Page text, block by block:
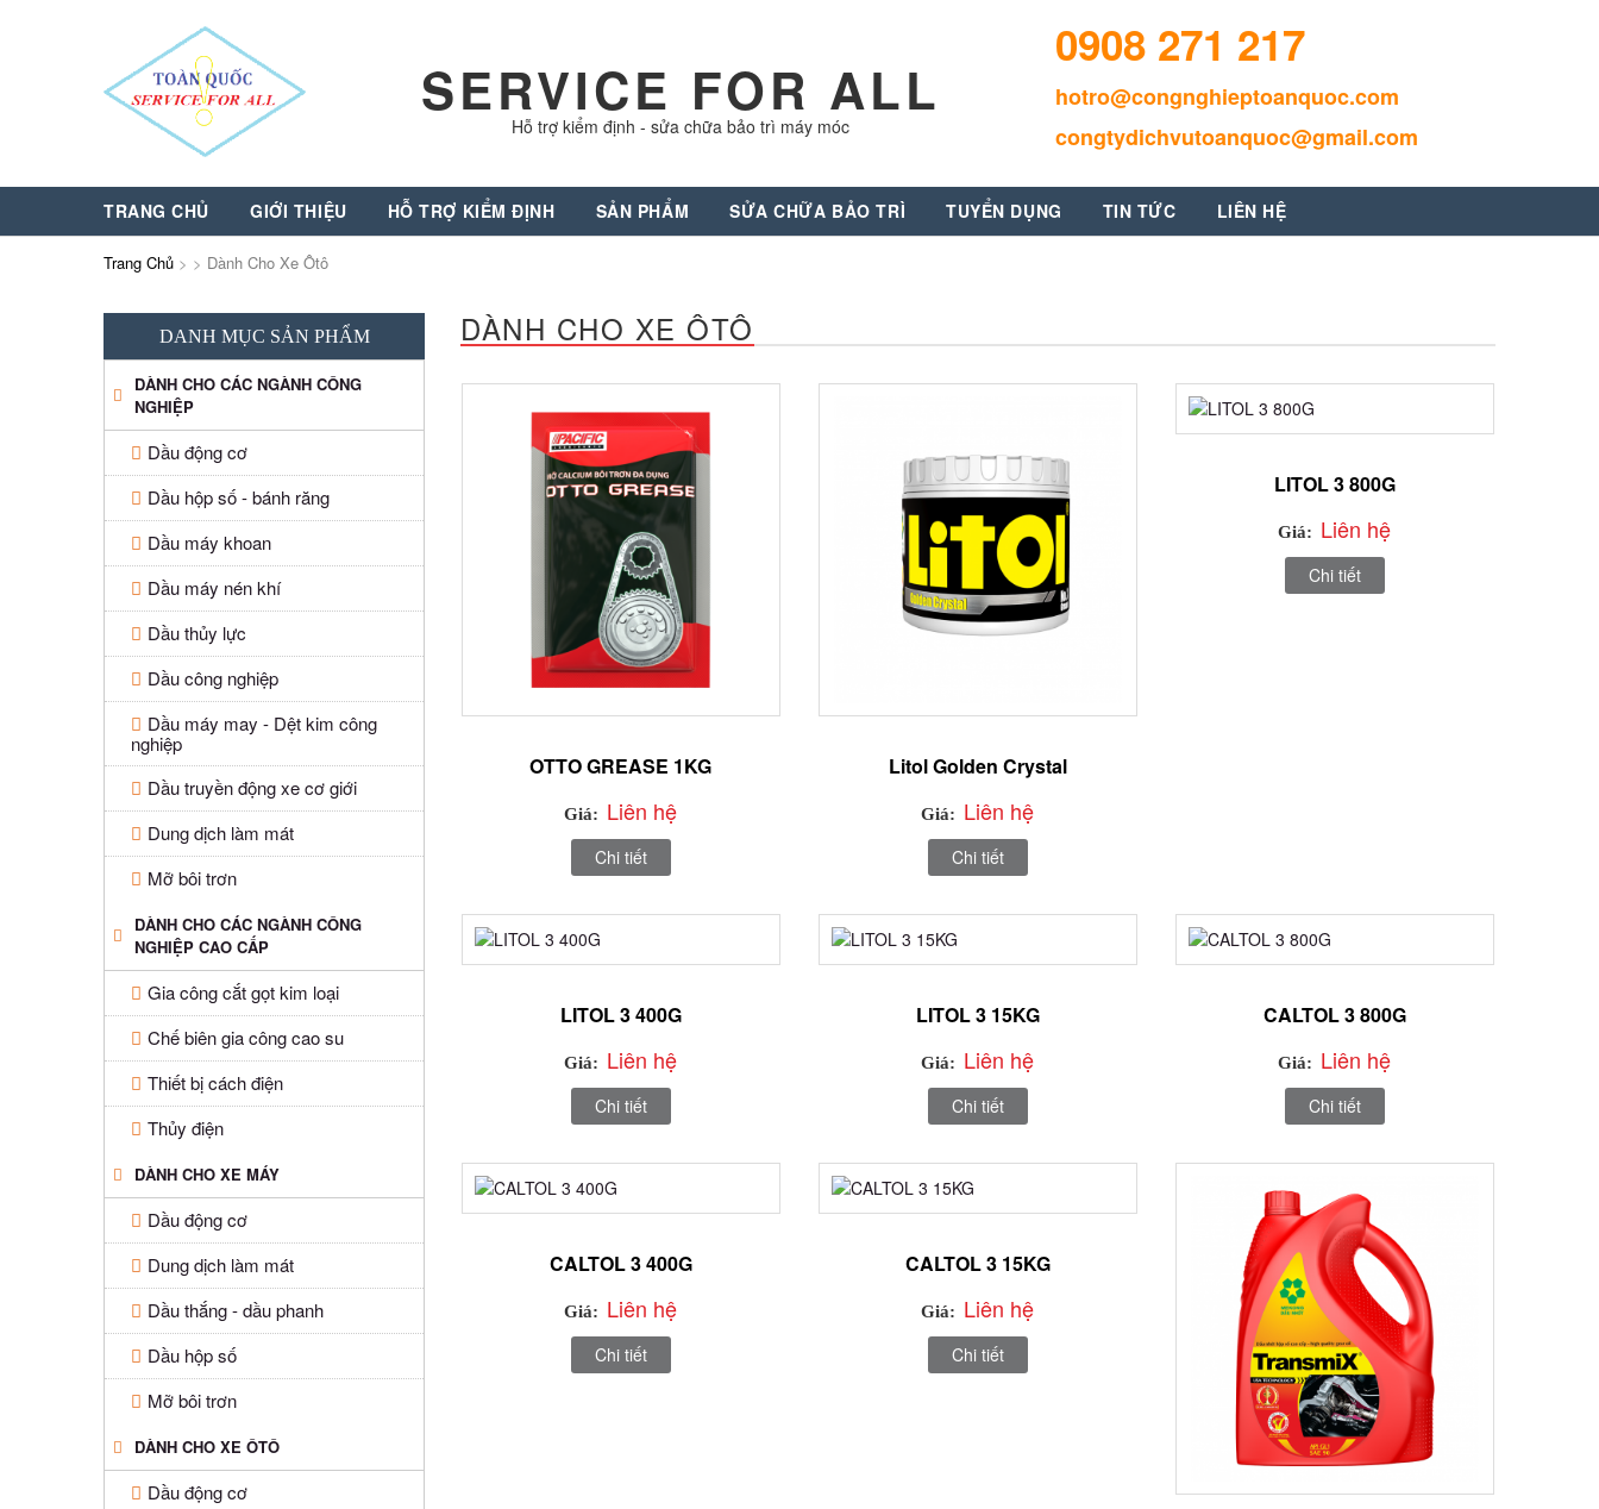
SERVICE FOR ALL
Hỗ trợ kiểm định - sửa chữa bảo trì máy móc
0908 271 217
hotro@congnghieptoanquoc.com
congtydichvutoanquoc@gmail.com
TRANG CHỦ GIỚI THIỆU HỖ TRỢ KIỂM ĐỊNH SẢN PHẨM SỬA CHỮA BẢO TRÌ TUYỂN DỤNG TIN TỨC LIÊN HỆ
Trang Chủ > > Dành Cho Xe Ôtô
DANH MỤC SẢN PHẨM
DÀNH CHO CÁC NGÀNH CÔNG
NGHIỆP
Dầu động cơ
Dầu hộp số - bánh răng
Dầu máy khoan
Dầu máy nén khí
Dầu thủy lực
Dầu công nghiệp
Dầu máy may - Dệt kim công
nghiệp
Dầu truyền động xe cơ giới
Dung dịch làm mát
Mỡ bôi trơn
DÀNH CHO CÁC NGÀNH CÔNG
NGHIỆP CAO CẤP
Gia công cắt gọt kim loại
Chế biên gia công cao su
Thiết bị cách điện
Thủy điện
DÀNH CHO XE MÁY
Dầu động cơ
Dung dịch làm mát
Dầu thắng - dầu phanh
Dầu hộp số
Mỡ bôi trơn
DÀNH CHO XE ÔTÔ
Dầu động cơ
DÀNH CHO XE ÔTÔ
OTTO GREASE 1KG
Giá: Liên hệ
Chi tiết
Litol Golden Crystal
Giá: Liên hệ
Chi tiết
LITOL 3 800G
Giá: Liên hệ
Chi tiết
LITOL 3 400G
Giá: Liên hệ
Chi tiết
LITOL 3 15KG
Giá: Liên hệ
Chi tiết
CALTOL 3 800G
Giá: Liên hệ
Chi tiết
CALTOL 3 400G
Giá: Liên hệ
Chi tiết
CALTOL 3 15KG
Giá: Liên hệ
Chi tiết